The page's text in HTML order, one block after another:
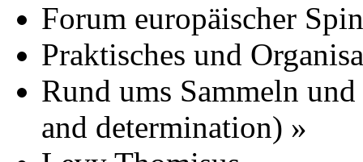
Forum europäischer
Praktisches und
Rund ums Sammeln
and determination) »